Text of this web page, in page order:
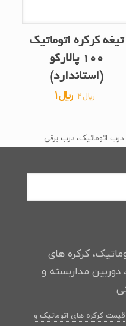
تیغه کرکره اتوماتیک
۱۰۰ پالارکو
(استاندارد)
﷼2 قیمت
بود.
﷼1قیمت
است.درب اتوماتیک، درب برقی
کرکره های
دوربین مداربسته و
قیمت کرکره های اتوماتیک و